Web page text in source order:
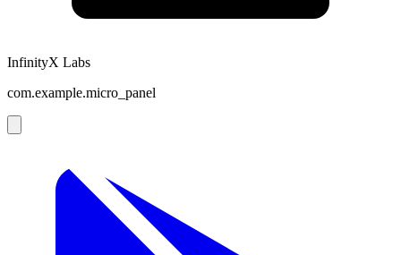
InfinityX Labs
com.example.micro_panel